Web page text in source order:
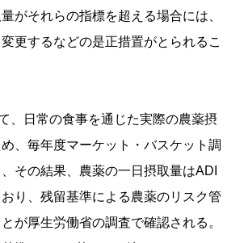
がそれらの指標を超える場合には、
更するなどの是正措置がとられるこ
、日常の食事を通じた実際の農薬摂
、毎年度マーケット・バスケット調
その結果、農薬の一日摂取量はADI
り、残留基準による農薬のリスク管
が厚生労働省の調査で確認される。